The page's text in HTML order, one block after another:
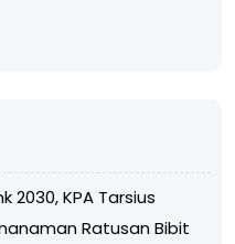
2030, KPA Tarsius
Ratusan Bibit